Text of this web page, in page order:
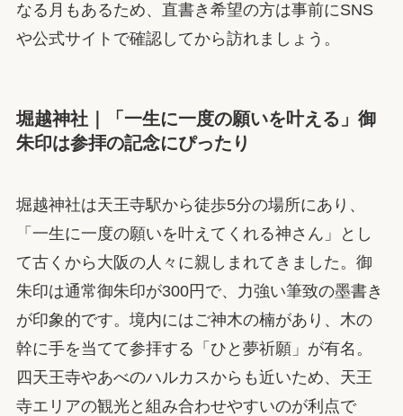
なる月もあるため、直書き希望の方は事前にSNS
や公式サイトで確認してから訪れましょう。
堀越神社｜「一生に一度の願いを叶える」御
朱印は参拝の記念にぴったり
堀越神社は天王寺駅から徒歩5分の場所にあり、
「一生に一度の願いを叶えてくれる神さん」とし
て古くから大阪の人々に親しまれてきました。御
朱印は通常御朱印が300円で、力強い筆致の墨書き
が印象的です。境内にはご神木の楠があり、木の
幹に手を当てて参拝する「ひと夢祈願」が有名。
四天王寺やあべのハルカスからも近いため、天王
寺エリアの観光と組み合わせやすいのが利点で